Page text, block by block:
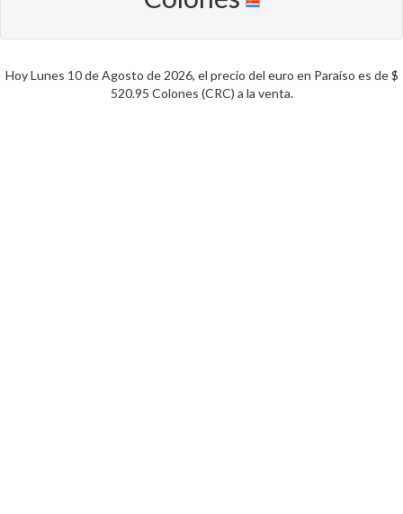
Hoy Lunes 10 de Agosto de 2026, el precio del euro en Paraíso es de $
520.95 Colones (CRC) a la venta.